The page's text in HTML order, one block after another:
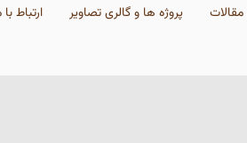
مقالات پروژه ها و گالری تصاویر ارتباط با